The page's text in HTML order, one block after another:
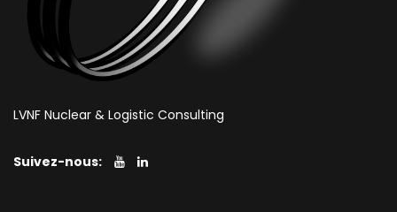
LVNF Nuclear & Logistic Consulting
Suivez-nous: